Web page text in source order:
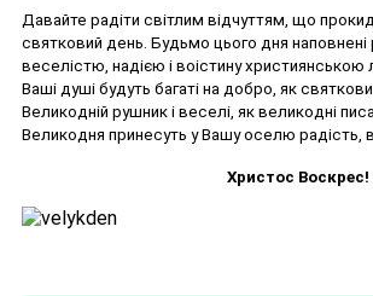
Давайте радіти світлим відчуттям, що
святковий день. Будьмо цього дня наповнені
веселістю, надією і воістину
Ваші душі будуть багаті на добро, як
Великодній рушник і веселі, як великодні
Великодня принесуть у Вашу оселю радість,
Христос Воскрес!
святом
–
днем
Воскресіння
Христового.
свято
відгукується